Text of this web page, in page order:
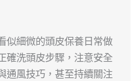
似細微的頭皮保養日常做
確洗頭皮步驟，注意安全
通風技巧，甚至持續關注